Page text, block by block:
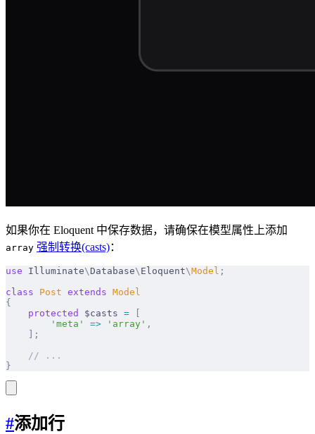
如果你在 Eloquent 中保存数据，请确保在模型属性上添加
array 强制转换(casts)：
use Illuminate\ Database\ Eloquent\Model ;
class Post extends Model
{
    protected
$casts =
        'meta'
=> 'array' ,
    ];
    // ...
}
#添加行